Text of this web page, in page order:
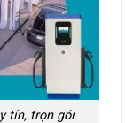
tín, trọn gói